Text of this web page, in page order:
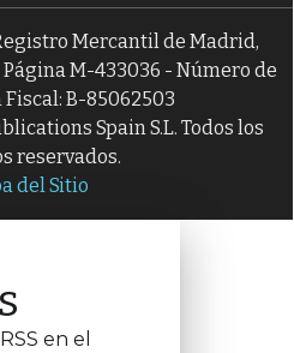
Mercantil de Madrid,
Página M-433036 - Número de
B-85062503
Spain S.L. Todos los
reservados.
del Sitio
en el